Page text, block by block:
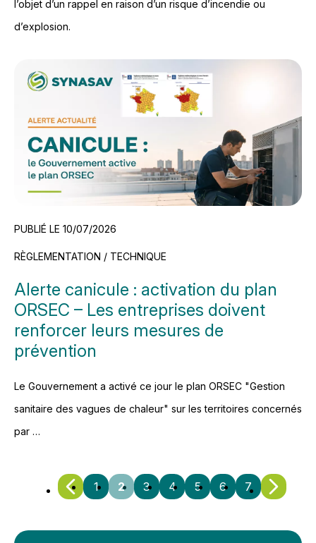
l’objet d’un rappel en raison d’un risque d’incendie ou
d’explosion.
PUBLIÉ LE 10/07/2026
RÈGLEMENTATION / TECHNIQUE
Alerte canicule : activation du plan
ORSEC – Les entreprises doivent
renforcer leurs mesures de
prévention
Le Gouvernement a activé ce jour le plan ORSEC "Gestion
sanitaire des vagues de chaleur" sur les territoires concernés
par …
1 2 3 4 5 6 7